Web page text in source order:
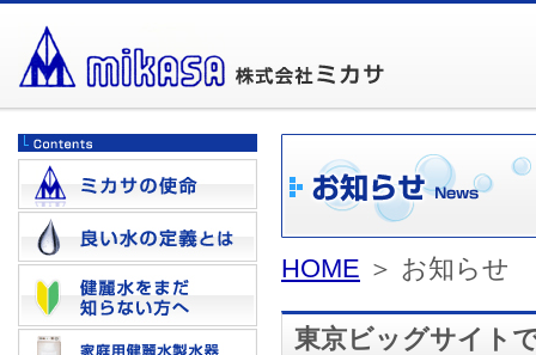
HOME ＞ お知らせ
東京ビッグサイト